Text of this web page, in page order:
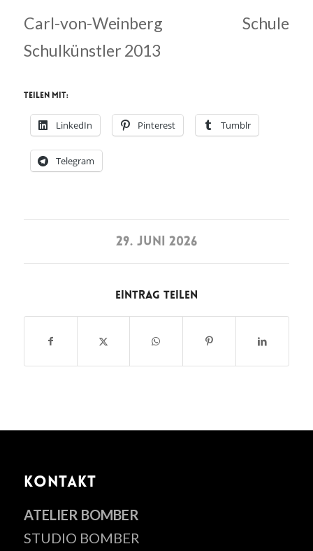
Carl-von-Weinberg Schule
Schulkünstler 2013
Teilen mit:
LinkedIn Pinterest Tumblr
Telegram
29. JUNI 2026
Eintrag teilen
KONTAKT
ATELIER BOMBER
STUDIO BOMBER